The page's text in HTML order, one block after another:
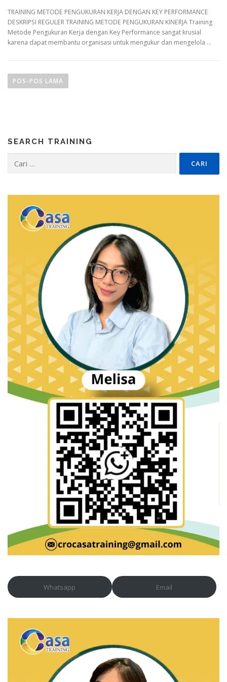
TRAINING METODE PENGUKURAN KERJA DENGAN KEY PERFORMANCE
DESKRIPSI REGULER TRAINING METODE PENGUKURAN KINERJA Training
Metode Pengukuran Kerja dengan Key Performance sangat krusial
karena dapat membantu organisasi untuk mengukur dan mengelola …
a
s
s
POS-POS LAMA
SEARCH TRAINING
untuk:
Whatsapp Email